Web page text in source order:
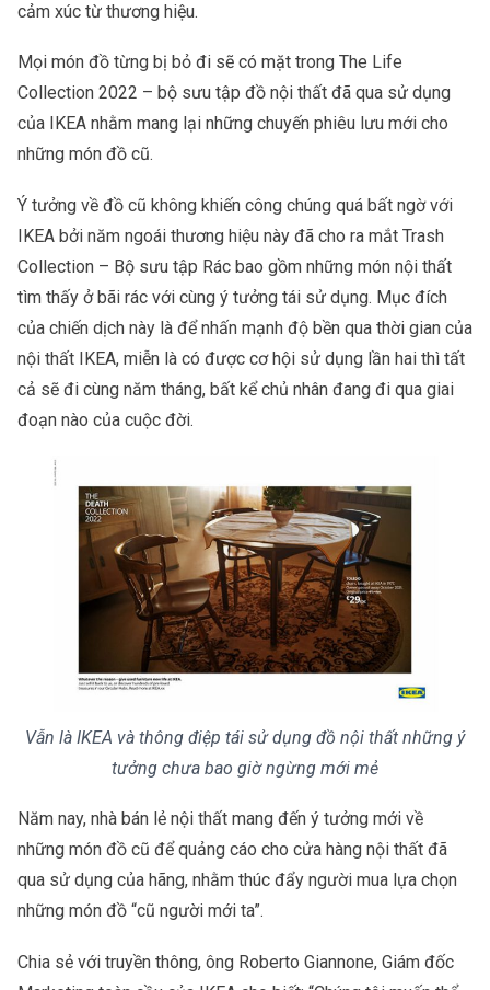
cảm xúc từ thương hiệu.
Mọi món đồ từng bị bỏ đi sẽ có mặt trong The Life
Collection 2022 – bộ sưu tập đồ nội thất đã qua sử dụng
của IKEA nhằm mang lại những chuyến phiêu lưu mới cho
những món đồ cũ.
Ý tưởng về đồ cũ không khiến công chúng quá bất ngờ với
IKEA bởi năm ngoái thương hiệu này đã cho ra mắt Trash
Collection – Bộ sưu tập Rác bao gồm những món nội thất
tìm thấy ở bãi rác với cùng ý tưởng tái sử dụng. Mục đích
của chiến dịch này là để nhấn mạnh độ bền qua thời gian của
nội thất IKEA, miễn là có được cơ hội sử dụng lần hai thì tất
cả sẽ đi cùng năm tháng, bất kể chủ nhân đang đi qua giai
đoạn nào của cuộc đời.
Vẫn là IKEA và thông điệp tái sử dụng đồ nội thất những ý
tưởng chưa bao giờ ngừng mới mẻ
Năm nay, nhà bán lẻ nội thất mang đến ý tưởng mới về
những món đồ cũ để quảng cáo cho cửa hàng nội thất đã
qua sử dụng của hãng, nhằm thúc đẩy người mua lựa chọn
những món đồ “cũ người mới ta”.
Chia sẻ với truyền thông, ông Roberto Giannone, Giám đốc